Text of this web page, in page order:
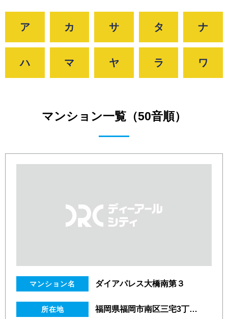
ア カ サ タ ナ
ハ マ ヤ ラ ワ
マンション一覧（50音順）
マンション名 ダイアパレス大橋南第３
所在地 福岡県福岡市南区三宅3丁目22番39号